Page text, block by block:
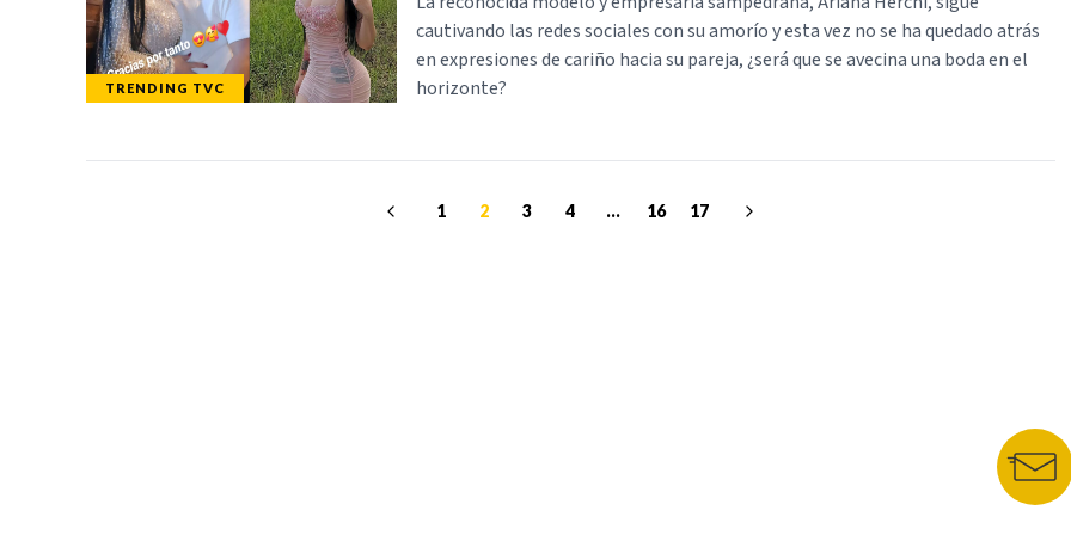
TRENDING TVC
cautivando las redes sociales con su amorío y esta vez no se ha quedado atrás
en expresiones de cariño hacia su pareja, ¿será que se avecina una boda en el
horizonte?
1 2 3 4 ... 16 17